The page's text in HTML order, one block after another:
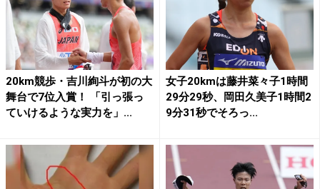
20km競歩・吉川絢斗が初の大
舞台で7位入賞！ 「引っ張っ
ていけるような実力を」...
女子20kmは藤井菜々子1時間
29分29秒、岡田久美子1時間2
9分31秒でそろっ...